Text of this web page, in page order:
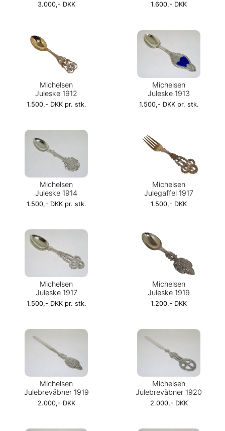
3.000,- DKK 1.600,- DKK
Michelsen
Juleske 1912
1.500,- DKK pr. stk.
Michelsen
Juleske 1913
1.500,- DKK pr. stk.
Michelsen
Juleske 1914
1.500,- DKK pr. stk.
Michelsen
Julegaffel 1917
1.500,- DKK
Michelsen
Juleske 1917
1.500,- DKK pr. stk.
Michelsen
Juleske 1919
1.200,- DKK
Michelsen
Julebrevåbner 1919
2.000,- DKK
Michelsen
Julebrevåbner 1920
2.000,- DKK